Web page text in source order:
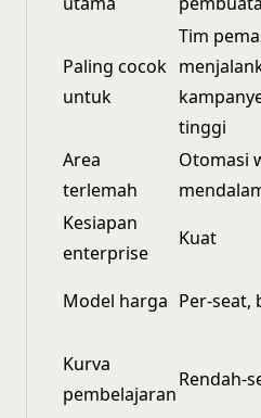
Paling cocok
untuk
Tim
tinggi
Area
terlemah
Otomasi
Kesiapan
enterprise
Kuat
Model harga Per-seat,
Kurva
pembelajaran
Rendah-